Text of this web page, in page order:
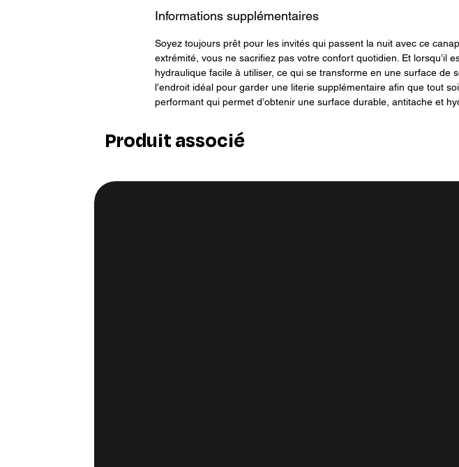
Informations supplémentaires
Soyez toujours prêt pour les invités qui passent la nuit avec ce
extrémité, vous ne sacrifiez pas votre confort quotidien. Et lorsqu’il
hydraulique facile à utiliser, ce qui se transforme en une surface
l’endroit idéal pour garder une literie supplémentaire afin que tout
performant qui permet d’obtenir une surface durable, antitache et
Produit associé